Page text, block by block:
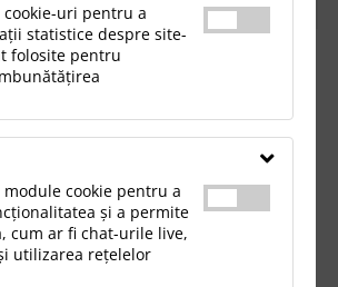
dorit, încearcă următoarele:
termenii.
o căutare mai generală.
la 021.336.03.32 sau prin email la
te ajutăm să găseşti produsul dorit.
cookie-uri pentru a
statistice despre site-
folosite pentru
module cookie pentru a
și a permite
cum ar fi chat-urile live,
utilizarea rețelelor